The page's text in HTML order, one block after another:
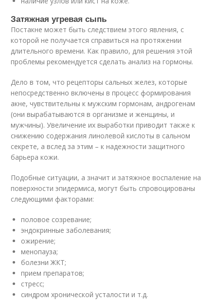
Затяжная угревая сыпь
Постакне может быть следствием этого явления, с
которой не получается справиться на протяжении
длительного времени. Как правило, для решения этой
проблемы рекомендуется сделать анализ на гормоны.
Дело в том, что рецепторы сальных желез, которые
непосредственно включены в процесс формирования
акне, чувствительны к мужским гормонам, андрогенам
(они вырабатываются в организме и женщины, и
мужчины). Увеличение их выработки приводит также к
снижению содержания линолевой кислоты в сальном
секрете, а вслед за этим – к надежности защитного
барьера кожи.
Подобные ситуации, а значит и затяжное воспаление на
поверхности эпидермиса, могут быть спровоцированы
следующими факторами:
половое созревание;
эндокринные заболевания;
ожирение;
менопауза;
болезни ЖКТ;
прием препаратов;
стресс;
синдром хронической усталости и т.д.